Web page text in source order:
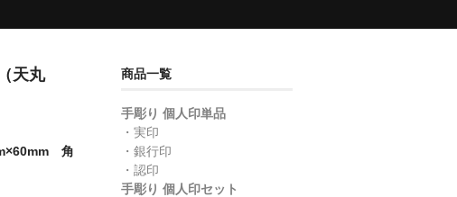
天丸
角
商品一覧
手彫り 個人印単品
・実印
・銀行印
・認印
手彫り 個人印セット